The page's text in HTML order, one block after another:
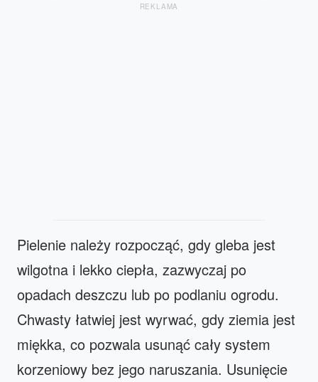
REKLAMA
Pielenie należy rozpocząć, gdy gleba jest
wilgotna i lekko ciepła, zazwyczaj po
opadach deszczu lub po podlaniu ogrodu.
Chwasty łatwiej jest wyrwać, gdy ziemia jest
miękka, co pozwala usunąć cały system
korzeniowy bez jego naruszania. Usunięcie